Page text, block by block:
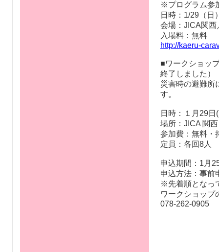
※プログラム参
日時：1/29（
会場：JICA関西
入場料：無料
http://kaeru-
■ワークショッ
終了しました）
災害時の避難所
す。
日時：１月29
場所：JICA 関
参加費：無料・
定員：各回8人
申込期間：1月
申込方法：事前
※先着順となっ
ワークショッ
078-262-0905